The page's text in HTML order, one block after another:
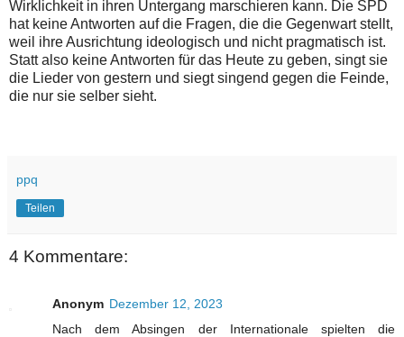
Wirklichkeit in ihren Untergang marschieren kann. Die SPD
hat keine Antworten auf die Fragen, die die Gegenwart stellt,
weil ihre Ausrichtung ideologisch und nicht pragmatisch ist.
Statt also keine Antworten für das Heute zu geben, singt sie
die Lieder von gestern und siegt singend gegen die Feinde,
die nur sie selber sieht.
ppq
Teilen
4 Kommentare:
Anonym Dezember 12, 2023
Nach dem Absingen der Internationale spielten die